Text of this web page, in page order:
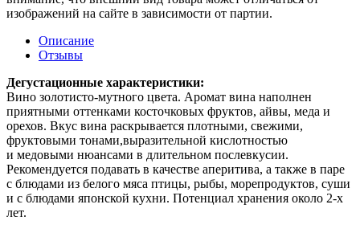
изображений на сайте в зависимости от партии.
Описание
Отзывы
Дегустационные характеристики:
Вино золотисто-мутного цвета. Аромат вина наполнен
приятными оттенками косточковых фруктов, айвы, меда и
орехов. Вкус вина раскрывается плотными, свежими,
фруктовыми тонами,выразительной кислотностью
и медовыми нюансами в длительном послевкусии.
Рекомендуется подавать в качестве аперитива, а также в паре
с блюдами из белого мяса птицы, рыбы, морепродуктов, суши
и с блюдами японской кухни. Потенциал хранения около 2-х
лет.